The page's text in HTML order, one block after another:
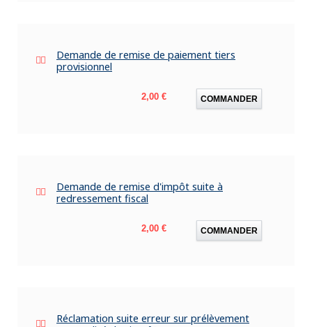
Demande de remise de paiement tiers
provisionnel
Prix
2,00 € COMMANDER
Demande de remise d'impôt suite à
redressement fiscal
Prix
2,00 € COMMANDER
Réclamation suite erreur sur prélèvement